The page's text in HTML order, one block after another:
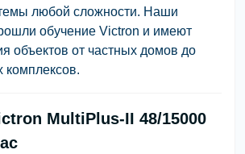
любой сложности. Наши
обучение Victron и имеют
объектов от частных домов до
MultiPlus-II 48/15000